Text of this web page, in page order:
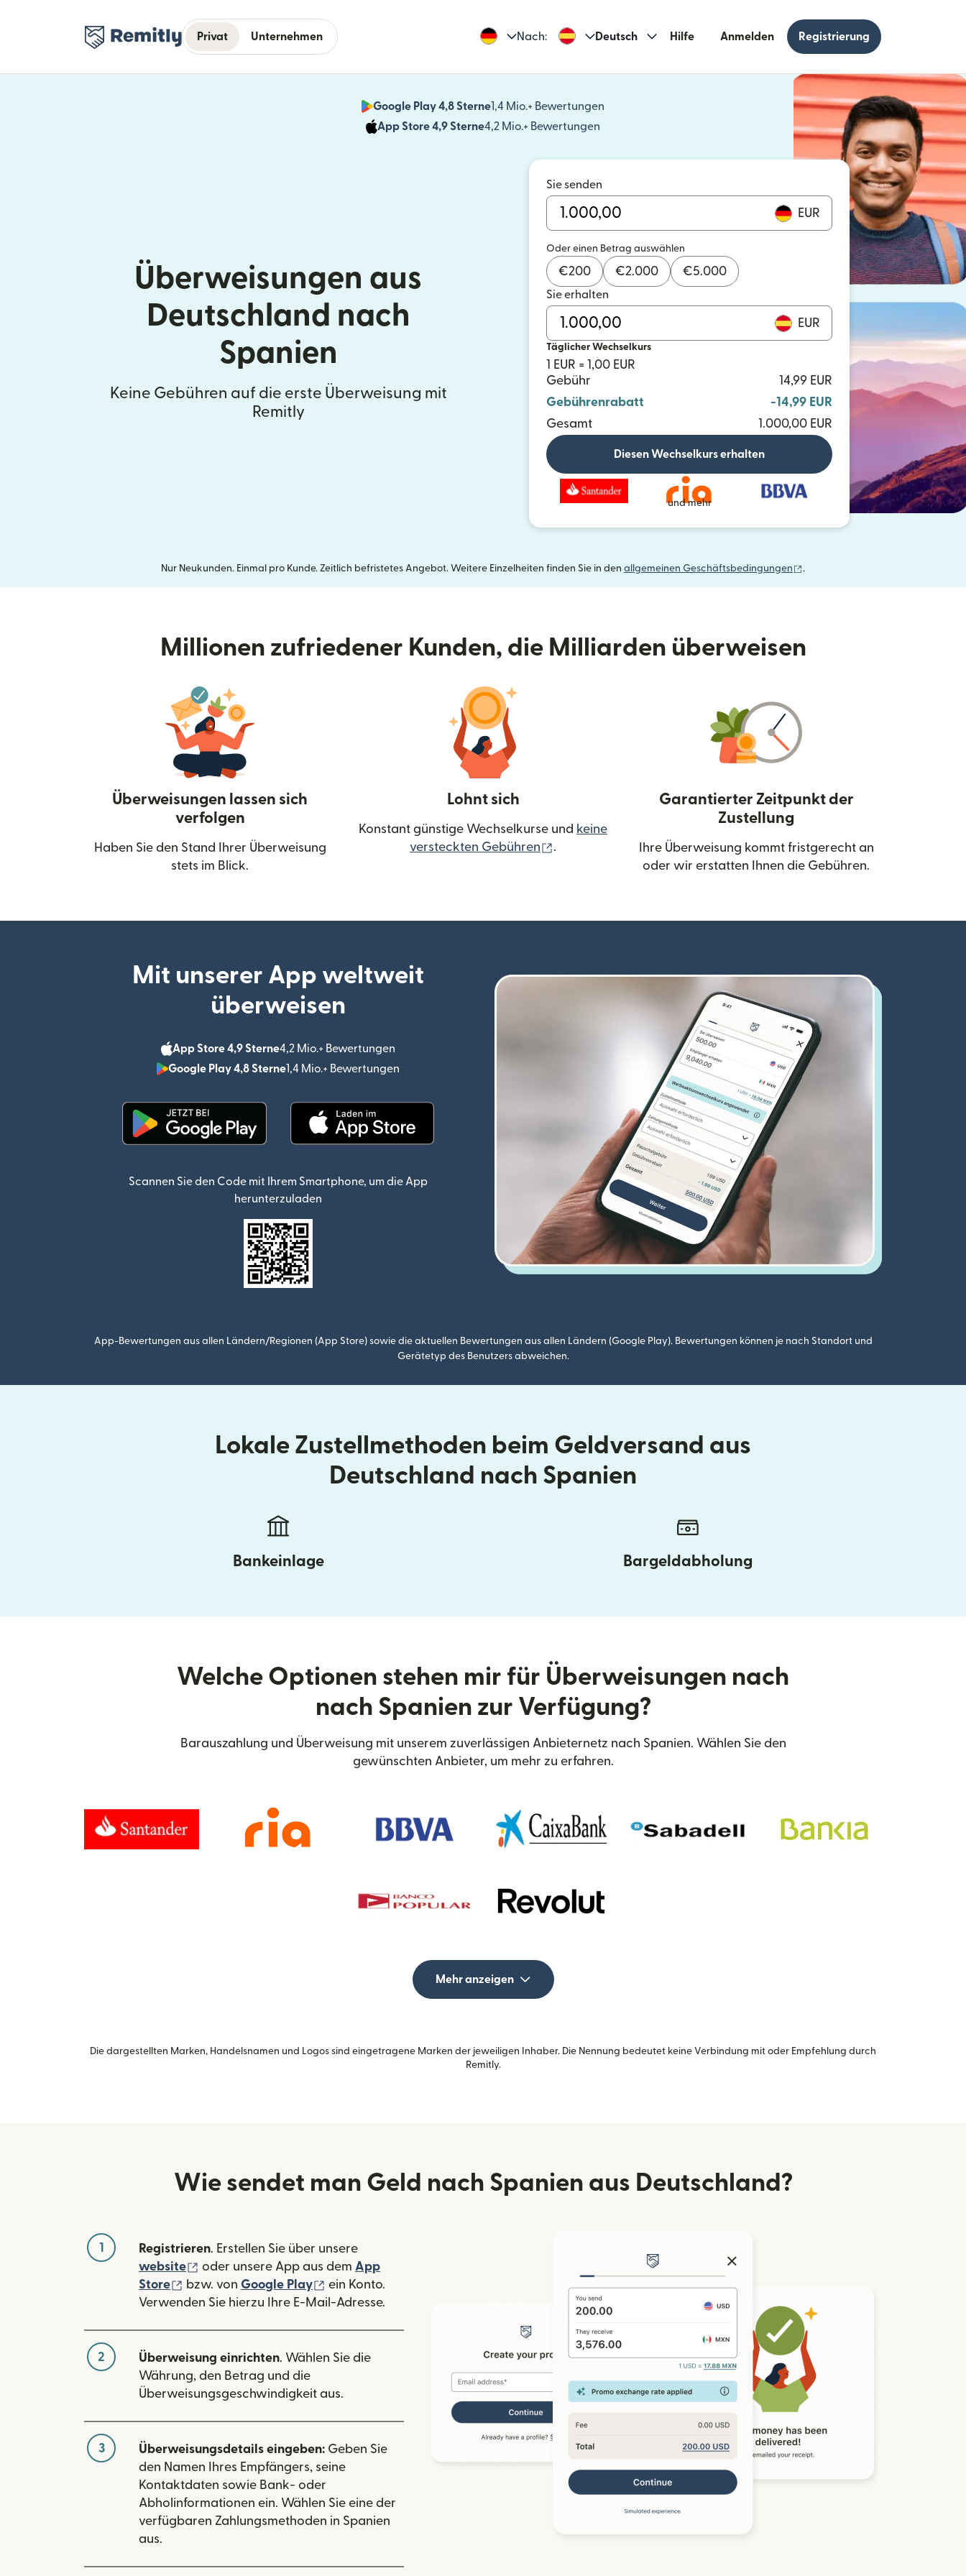
Privat Unternehmen Nach: Deutsch Hilfe Anmelden Registrierung
Google Play 4,8 Sterne1,4 Mio.+ Bewertungen
(wird in einem neuen Fenster geöffnet)
App Store 4,9 Sterne4,2 Mio.+ Bewertungen
(wird in einem neuen Fenster geöffnet)
Überweisungen aus
Deutschland nach
Spanien
Keine Gebühren auf die erste Überweisung mit
Remitly
Sie senden
EUR
Oder einen Betrag auswählen
€200 €2.000 €5.000
Sie erhalten
EUR
Täglicher Wechselkurs
1 EUR = 1,00 EUR
Gebühr
14,99 EUR
Gebührenrabatt
-14,99 EUR
Gesamt
1.000,00 EUR
Diesen Wechselkurs erhalten
und mehr
Nur Neukunden. Einmal pro Kunde. Zeitlich befristetes Angebot. Weitere Einzelheiten finden Sie in den allgemeinen Geschäftsbedingungen (wird in einem neuen Fenster
.
Millionen zufriedener Kunden, die Milliarden überweisen
Überweisungen lassen sich
verfolgen
Haben Sie den Stand Ihrer Überweisung
stets im Blick.
Lohnt sich
Konstant günstige Wechselkurse und keine
versteckten Gebühren
(wird in einem neuen Fenster geöffnet)
.
Garantierter Zeitpunkt der
Zustellung
Ihre Überweisung kommt fristgerecht an
oder wir erstatten Ihnen die Gebühren.
Mit unserer App weltweit
überweisen
App Store 4,9 Sterne4,2 Mio.+ Bewertungen
Google Play 4,8 Sterne1,4 Mio.+ Bewertungen
Scannen Sie den Code mit Ihrem Smartphone, um die App
herunterzuladen
App-Bewertungen aus allen Ländern/Regionen (App Store) sowie die aktuellen Bewertungen aus allen Ländern (Google Play). Bewertungen können je nach Standort und
Gerätetyp des Benutzers abweichen.
Lokale Zustellmethoden beim Geldversand aus
Deutschland nach Spanien
Bankeinlage Bargeldabholung
Welche Optionen stehen mir für Überweisungen nach
nach Spanien zur Verfügung?
Barauszahlung und Überweisung mit unserem zuverlässigen Anbieternetz nach Spanien. Wählen Sie den
gewünschten Anbieter, um mehr zu erfahren.
Mehr anzeigen
Die dargestellten Marken, Handelsnamen und Logos sind eingetragene Marken der jeweiligen Inhaber. Die Nennung bedeutet keine Verbindung mit oder Empfehlung durch
Remitly.
Wie sendet man Geld nach Spanien aus Deutschland?
1 Registrieren. Erstellen Sie über unsere
website
(wird in einem neuen Fenster geöffnet)
oder unsere App aus dem App
Store
(wird in einem neuen Fenster geöffnet)
bzw. von Google Play (wird in einem neuen Fenster geöffnet)
ein Konto.
Verwenden Sie hierzu Ihre E-Mail-Adresse.
2 Überweisung einrichten. Wählen Sie die
Währung, den Betrag und die
Überweisungsgeschwindigkeit aus.
3 Überweisungsdetails eingeben: Geben Sie
den Namen Ihres Empfängers, seine
Kontaktdaten sowie Bank- oder
Abholinformationen ein. Wählen Sie eine der
verfügbaren Zahlungsmethoden in Spanien
aus.